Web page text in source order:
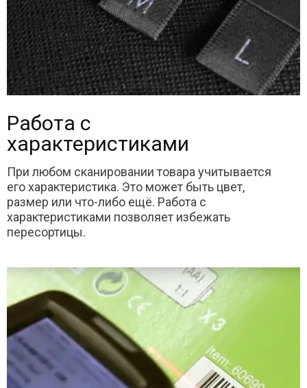
Работа с
характеристиками
При любом сканировании товара учитывается
его характеристика. Это может быть цвет,
размер или что-либо ещё. Работа с
характеристиками позволяет избежать
пересортицы.